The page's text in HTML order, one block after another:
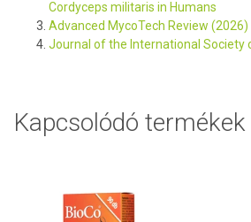
Cordyceps militaris in Humans
Advanced MycoTech Review (2026)
Journal of the International Society
Kapcsolódó termékek